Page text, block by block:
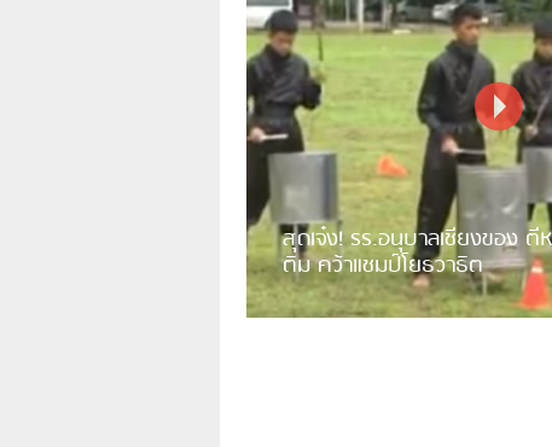
สุดเจ๋ง! รร.อนุบาลเชียงของ ตี
ติม คว้าแชมป์โยธวาธิต